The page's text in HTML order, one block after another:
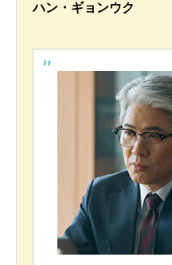
ハン・ギョンウク